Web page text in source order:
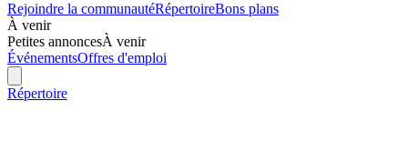
Rejoindre la communautéRépertoireBons plans
À venir
Petites annoncesÀ venir
ÉvénementsOffres d'emploi
Répertoire